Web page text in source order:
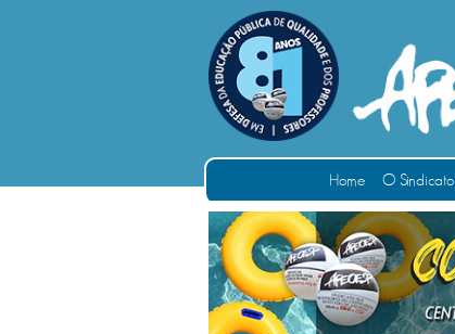
Home O Sindicato